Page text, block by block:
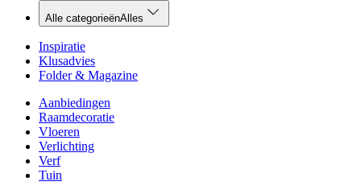
Alle categorieënAlles
Inspiratie
Klusadvies
Folder & Magazine
Aanbiedingen
Raamdecoratie
Vloeren
Verlichting
Verf
Tuin